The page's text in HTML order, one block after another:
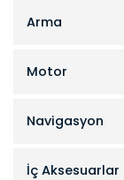
Arma
Motor
Navigasyon
İç Aksesuarlar